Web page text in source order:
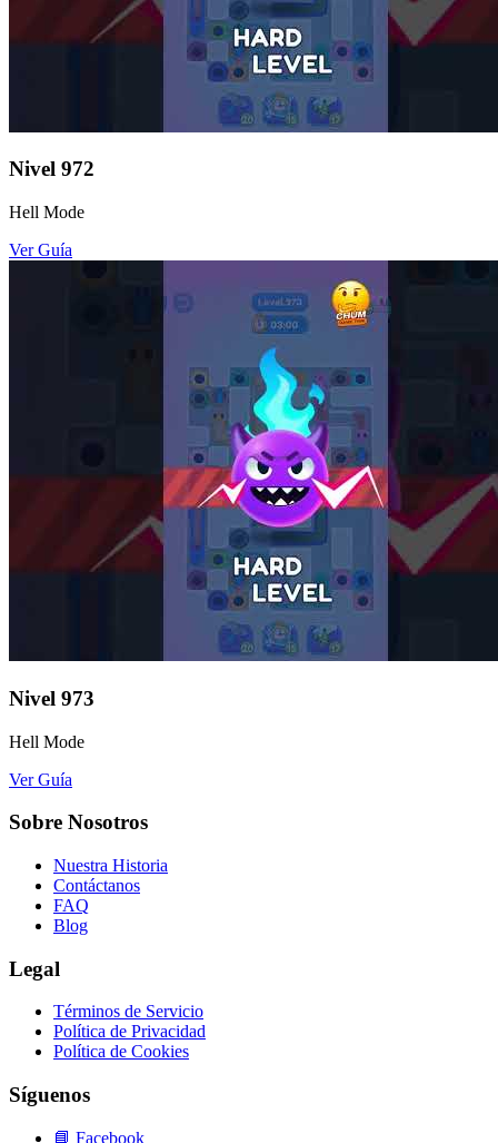
Nivel 972
Hell Mode
Ver Guía
Nivel 973
Hell Mode
Ver Guía
Sobre Nosotros
Nuestra Historia
Contáctanos
FAQ
Blog
Legal
Términos de Servicio
Política de Privacidad
Política de Cookies
Síguenos
📘 Facebook